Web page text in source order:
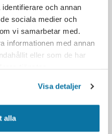
och annan
sociala medier och
vi samarbetar med.
informationen med annan
eller som de har
Visa detaljer
alla